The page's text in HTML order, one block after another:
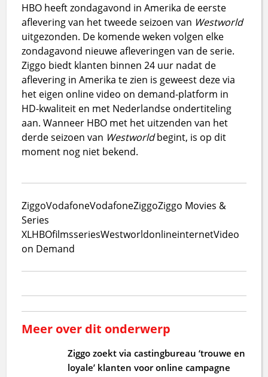
HBO heeft zondagavond in Amerika de eerste
aflevering van het tweede seizoen van Westworld
uitgezonden. De komende weken volgen elke
zondagavond nieuwe afleveringen van de serie.
Ziggo biedt klanten binnen 24 uur nadat de
aflevering in Amerika te zien is geweest deze via
het eigen online video on demand-platform in
HD-kwaliteit en met Nederlandse ondertiteling
aan. Wanneer HBO met het uitzenden van het
derde seizoen van Westworldbegint, is op dit
moment nog niet bekend.
ZiggoVodafoneVodafoneZiggoZiggo Movies &
Series
XLHBOfilmsseriesWestworldonlineinternetVideo
on Demand
Meer over dit onderwerp
Ziggo zoekt via castingbureau ‘trouwe en
loyale’ klanten voor online campagne